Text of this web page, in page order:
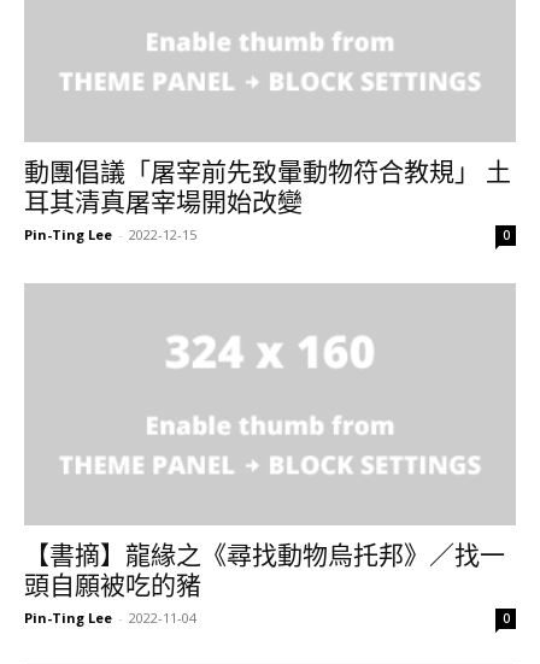
動團倡議「屠宰前先致暈動物符合教規」 土
耳其清真屠宰場開始改變
Pin-Ting Lee - 2022-12-15 0
【書摘】龍緣之《尋找動物烏托邦》／找一
頭自願被吃的豬
Pin-Ting Lee - 2022-11-04 0